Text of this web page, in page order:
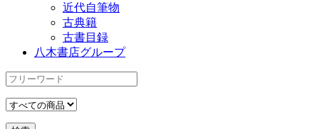
近代自筆物
古典籍
古書目録
八木書店グループ